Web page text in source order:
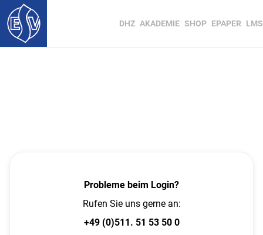
DHZ AKADEMIE SHOP EPAPER LMS
Probleme beim Login?
Rufen Sie uns gerne an:
+49 (0)511. 51 53 50 0